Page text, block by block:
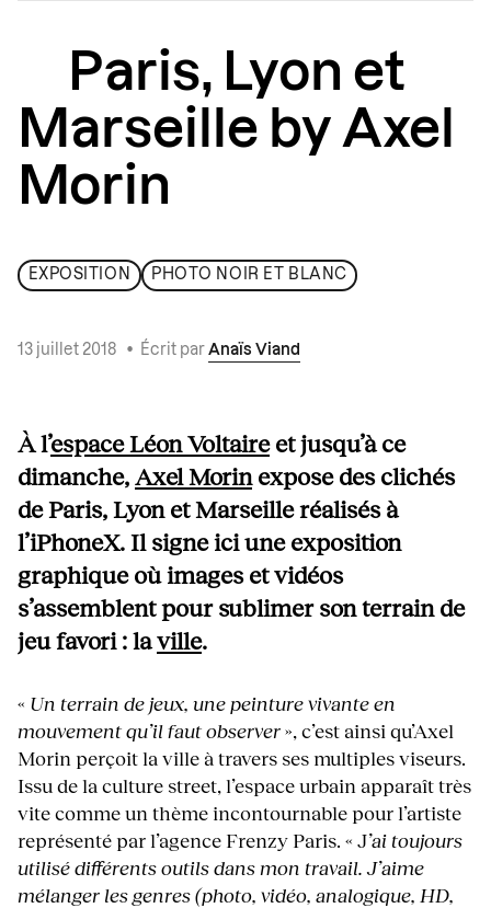
Paris, Lyon et
Marseille by Axel
Morin
EXPOSITION PHOTO NOIR ET BLANC
13 juillet 2018 • Écrit par Anaïs Viand
À l’espace Léon Voltaireet jusqu’à ce
dimanche,Axel Morinexpose des clichés
de Paris, Lyon et Marseille réalisés à
l’iPhoneX. Il signe ici une exposition
graphique où images et vidéos
s’assemblent pour sublimer son terrain de
jeu favori : laville.
« Un terrain de jeux, une peinture vivante en
mouvement qu’il faut observer», c’est ainsi qu’Axel
Morin perçoit la ville à travers ses multiples viseurs.
Issu de la culture street, l’espace urbain apparaît très
vite comme un thème incontournable pour l’artiste
représenté par l’agence Frenzy Paris. « J’ai toujours
utilisé différents outils dans mon travail. J’aime
mélanger les genres (photo, vidéo, analogique, HD,